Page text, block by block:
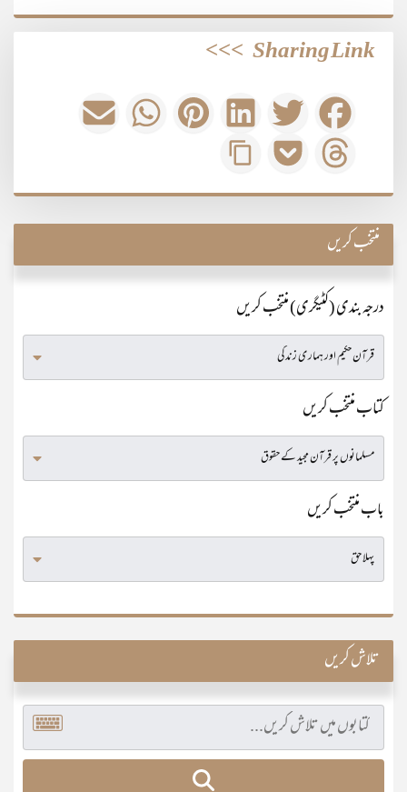
Sharing Link
>>>
منتخب کریں
درجہ بندی (کٹیگری) منتخب کریں
کتاب منتخب کریں
باب منتخب کریں
تلاش کریں